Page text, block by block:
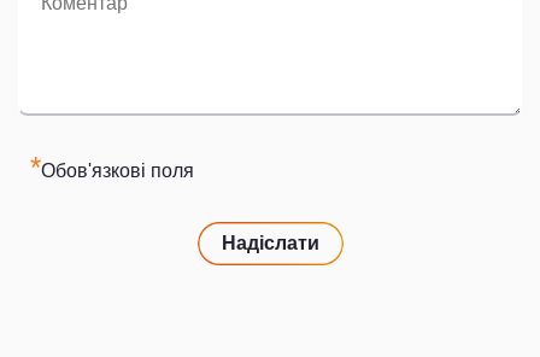
*Обов'язкові поля
Надіслати